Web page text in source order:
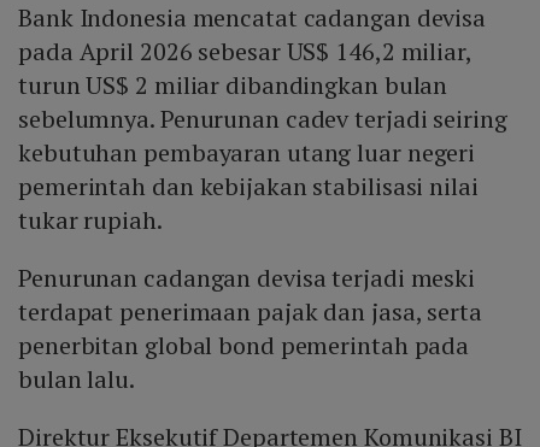
Bank Indonesia mencatat cadangan devisa
pada April 2026 sebesar US$ 146,2 miliar,
turun US$ 2 miliar dibandingkan bulan
sebelumnya. Penurunan cadev terjadi seiring
kebutuhan pembayaran utang luar negeri
pemerintah dan kebijakan stabilisasi nilai
tukar rupiah.
Penurunan cadangan devisa terjadi meski
terdapat penerimaan pajak dan jasa, serta
penerbitan global bond pemerintah pada
bulan lalu.
Direktur Eksekutif Departemen Komunikasi BI